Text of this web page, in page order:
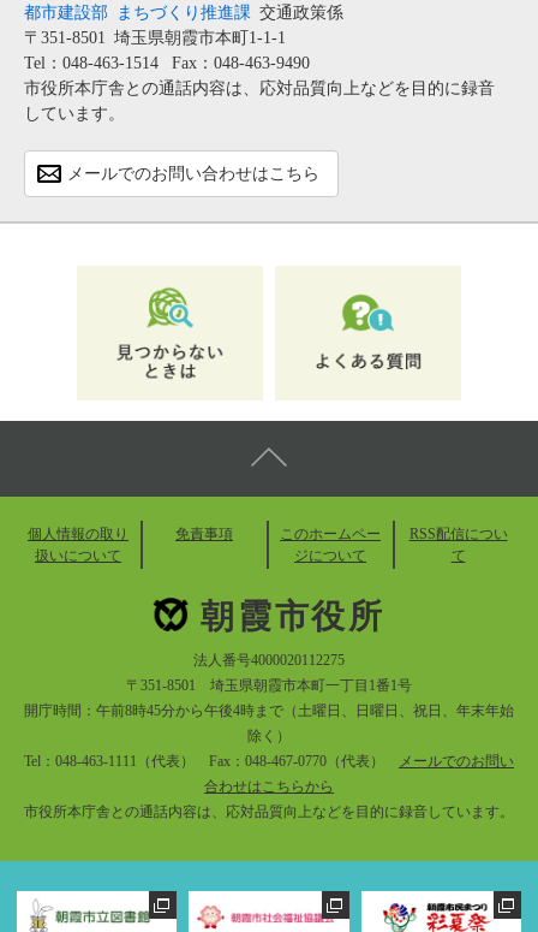
都市建設部 まちづくり推進課 交通政策係
〒351-8501 埼玉県朝霞市本町1-1-1
Tel：048-463-1514
Fax：048-463-9490
市役所本庁舎との通話内容は、応対品質向上などを目的に録音
しています。
メールでのお問い合わせはこちら
個人情報の取り
扱いについて
免責事項
このホームペー
ジについて
RSS配信につい
て
朝霞市役所
法人番号4000020112275
〒351-8501 埼玉県朝霞市本町一丁目1番1号
開庁時間：午前8時45分から午後4時まで（土曜日、日曜日、祝日、年末年始
除く）
Tel：048-463-1111（代表） Fax：048-467-0770（代表）
メールでのお問い
合わせはこちらから
市役所本庁舎との通話内容は、応対品質向上などを目的に録音しています。